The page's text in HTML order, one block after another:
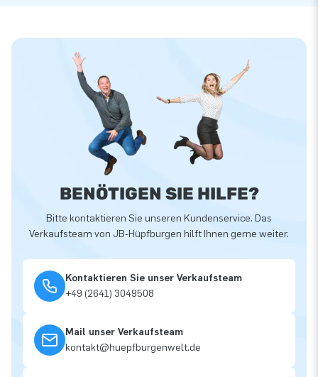
BENÖTIGEN SIE HILFE?
Bitte kontaktieren Sie unseren Kundenservice. Das
Verkaufsteam von JB-Hüpfburgen hilft Ihnen gerne weiter.
Kontaktieren Sie unser Verkaufsteam
+49 (2641) 3049508
Mail unser Verkaufsteam
kontakt@huepfburgenwelt.de